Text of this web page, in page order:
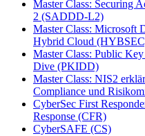
Master Class: Securing
2 (SADDD-L2)
Master Class: Microsoft
Hybrid Cloud
Master Class: Public
Dive (PKIDD)
Master Class: NIS2
Compliance und
CyberSec First
Response (CFR)
CyberSAFE (CS)